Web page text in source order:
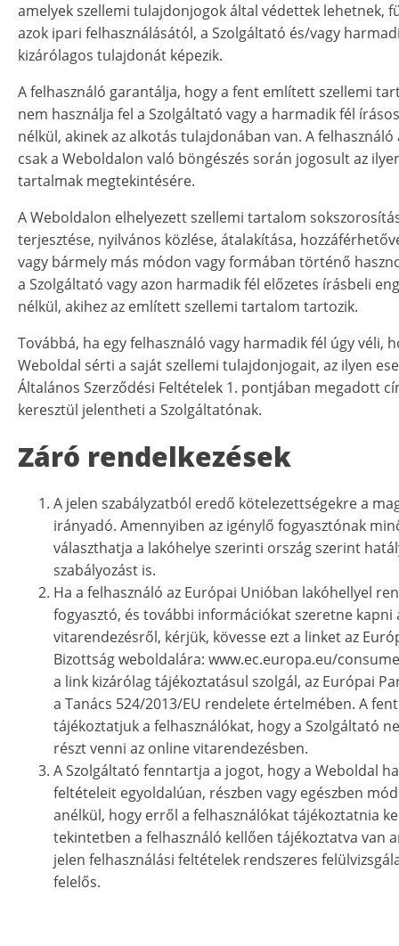
amelyek szellemi tulajdonjogok által védettek lehetnek,
azok ipari felhasználásától, a Szolgáltató és/vagy
kizárólagos tulajdonát képezik.
A felhasználó garantálja, hogy a fent említett szellemi
nem használja fel a Szolgáltató vagy a harmadik fél
nélkül, akinek az alkotás tulajdonában van. A felhasználó
csak a Weboldalon való böngészés során jogosult az
tartalmak megtekintésére.
A Weboldalon elhelyezett szellemi tartalom
terjesztése, nyilvános közlése, átalakítása,
vagy bármely más módon vagy formában történő
a Szolgáltató vagy azon harmadik fél előzetes írásbeli
nélkül, akihez az említett szellemi tartalom tartozik.
Továbbá, ha egy felhasználó vagy harmadik fél úgy véli,
Weboldal sérti a saját szellemi tulajdonjogait, az ilyen
Általános Szerződési Feltételek 1. pontjában megadott
keresztül jelentheti a Szolgáltatónak.
Záró rendelkezések
A jelen szabályzatból eredő kötelezettségekre a
irányadó. Amennyiben az igénylő fogyasztónak
választhatja a lakóhelye szerinti ország szerint
szabályozást is.
Ha a felhasználó az Európai Unióban lakóhellyel
fogyasztó, és további információkat szeretne kapni
vitarendezésről, kérjük, kövesse ezt a linket az
Bizottság weboldalára: www.ec.europa.eu/
a link kizárólag tájékoztatásul szolgál, az Európai
a Tanács 524/2013/EU rendelete értelmében. A
tájékoztatjuk a felhasználókat, hogy a Szolgáltató
részt venni az online vitarendezésben.
A Szolgáltató fenntartja a jogot, hogy a Weboldal
feltételeit egyoldalúan, részben vagy egészben
anélkül, hogy erről a felhasználókat tájékoztatnia
tekintetben a felhasználó kellően tájékoztatva van
jelen felhasználási feltételek rendszeres
felelős.